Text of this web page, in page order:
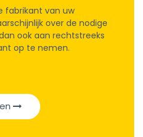
fabrikant van uw
over de nodige
ook aan rechtstreeks
op te nemen.